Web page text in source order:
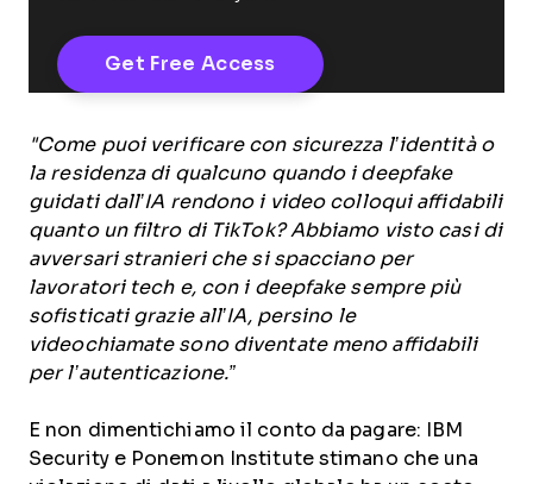
"Come puoi verificare con sicurezza l’identità o
la residenza di qualcuno quando i deepfake
guidati dall’IA rendono i video colloqui affidabili
quanto un filtro di TikTok? Abbiamo visto casi di
avversari stranieri che si spacciano per
lavoratori tech e, con i deepfake sempre più
sofisticati grazie all’IA, persino le
videochiamate sono diventate meno affidabili
per l’autenticazione.”
E non dimentichiamo il conto da pagare: IBM
Security e Ponemon Institute stimano che una